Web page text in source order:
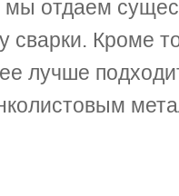
мы отдаем
сварки. Кроме
лучше